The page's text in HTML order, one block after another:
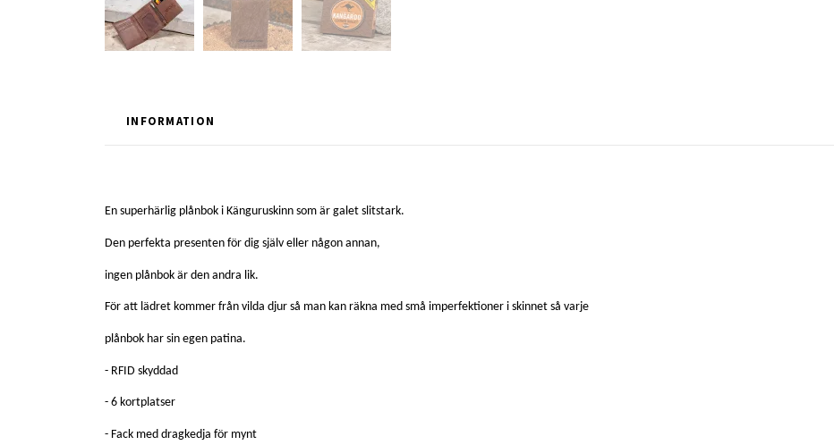
INFORMATION
En superhärlig plånbok i Känguruskinn som är galet slitstark.
Den perfekta presenten för dig själv eller någon annan,
ingen plånbok är den andra lik.
För att lädret kommer från vilda djur så man kan räkna med små imperfektioner i skinnet så varje
plånbok har sin egen patina.
- RFID skyddad
- 6 kortplatser
- Fack med dragkedja för mynt